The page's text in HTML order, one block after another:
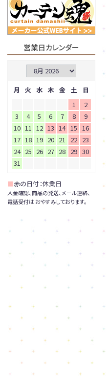
営業日カレンダー
月 火 水 木 金 土
日
1
2
3
4 5 6 7 8
9
10 11 12 13 14 15
16
17 18 19 20 21 22 23
24 25 26 27 28 29 30
31
■赤の日付：休業日
入金確認、商品の発送、メール連絡、
電話受付は おやすみしております。